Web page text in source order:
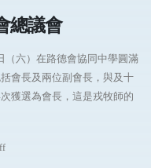
總議會
六）在路德會協同中學圓滿
會長及兩位副會長，與及十
獲選為會長，這是戎牧師的